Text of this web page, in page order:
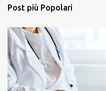
Post più Popolari